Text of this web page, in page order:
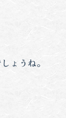
ょうね。